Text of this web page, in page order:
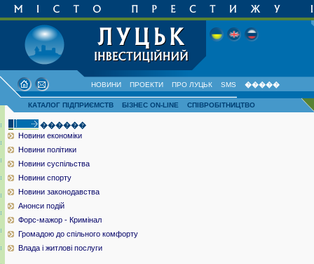
НОВИНИ ПРОЕКТИ ПРО ЛУЦЬК SMS �����
КАТАЛОГ ПІДПРИЄМСТВ БІЗНЕС ON-LINE СПІВРОБІТНИЦТВО
������
Новини економіки
Новини політики
Новини суспільства
Новини спорту
Новини законодавства
Анонси подій
Форс-мажор - Кримінал
Громадою до спільного комфорту
Влада і житлові послуги